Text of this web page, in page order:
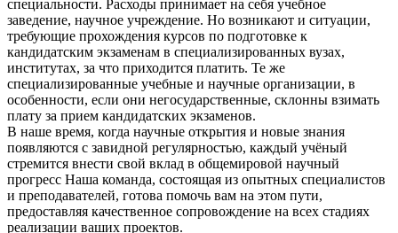
специальности. Расходы принимает на себя учебное
заведение, научное учреждение. Но возникают и ситуации,
требующие прохождения курсов по подготовке к
кандидатским экзаменам в специализированных вузах,
институтах, за что приходится платить. Те же
специализированные учебные и научные организации, в
особенности, если они негосударственные, склонны взимать
плату за прием кандидатских экзаменов.
В наше время, когда научные открытия и новые знания
появляются с завидной регулярностью, каждый учёный
стремится внести свой вклад в общемировой научный
прогресс Наша команда, состоящая из опытных специалистов
и преподавателей, готова помочь вам на этом пути,
предоставляя качественное сопровождение на всех стадиях
реализации ваших проектов.